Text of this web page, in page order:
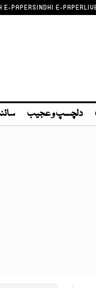
E-PAPERSINDHI E-PAPER
دلچسپ و عجیب